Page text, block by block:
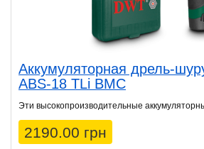
Аккумуляторная дрель-
ABS-18 TLi BMC
Эти высокопроизводительные
2190.00 грн